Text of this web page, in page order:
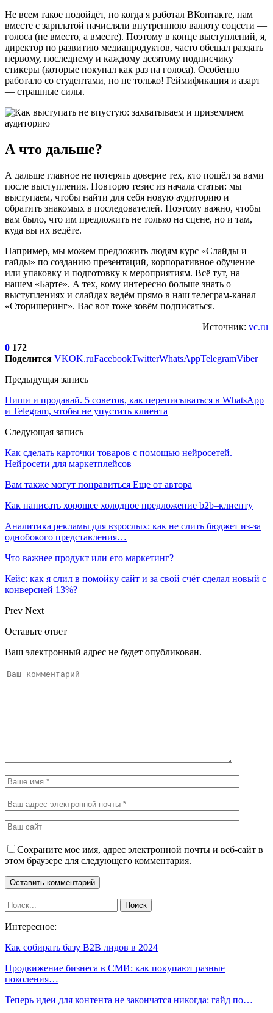
Не всем такое подойдёт, но когда я работал ВКонтакте, нам
вместе с зарплатой начисляли внутреннюю валюту соцсети —
голоса (не вместо, а вместе). Поэтому в конце выступлений, я,
директор по развитию медиапродуктов, часто обещал раздать
первому, последнему и каждому десятому подписчику
стикеры (которые покупал как раз на голоса). Особенно
работало со студентами, но не только! Геймификация и азарт
— страшные силы.
А что дальше?
А дальше главное не потерять доверие тех, кто пошёл за вами
после выступления. Повторю тезис из начала статьи: мы
выступаем, чтобы найти для себя новую аудиторию и
обратить знакомых в последователей. Поэтому важно, чтобы
вам было, что им предложить не только на сцене, но и там,
куда вы их ведёте.
Например, мы можем предложить людям курс «Слайды и
гайды» по созданию презентаций, корпоративное обучение
или упаковку и подготовку к мероприятиям. Всё тут, на
нашем «Барте». А тех, кому интересно больше знать о
выступлениях и слайдах ведём прямо в наш телеграм-канал
«Сторишеринг». Вас вот тоже зовём подписаться.
Источник: vc.ru
0 172
Поделится VKOK.ruFacebookTwitterWhatsAppTelegramViber
Предыдущая запись
Пиши и продавай. 5 советов, как переписываться в WhatsApp
и Telegram, чтобы не упустить клиента
Следующая запись
Как сделать карточки товаров с помощью нейросетей.
Нейросети для маркетплейсов
Вам также могут понравиться Еще от автора
Как написать хорошее холодное предложение b2b–клиенту
Аналитика рекламы для взрослых: как не слить бюджет из-за
однобокого представления…
Что важнее продукт или его маркетинг?
Кейс: как я слил в помойку сайт и за свой счёт сделал новый с
конверсией 13%?
Prev Next
Оставьте ответ
Ваш электронный адрес не будет опубликован.
Сохраните мое имя, адрес электронной почты и веб-сайт в
этом браузере для следующего комментария.
Интересное:
Как собирать базу B2B лидов в 2024
Продвижение бизнеса в СМИ: как покупают разные
поколения…
Теперь идеи для контента не закончатся никогда: гайд по…